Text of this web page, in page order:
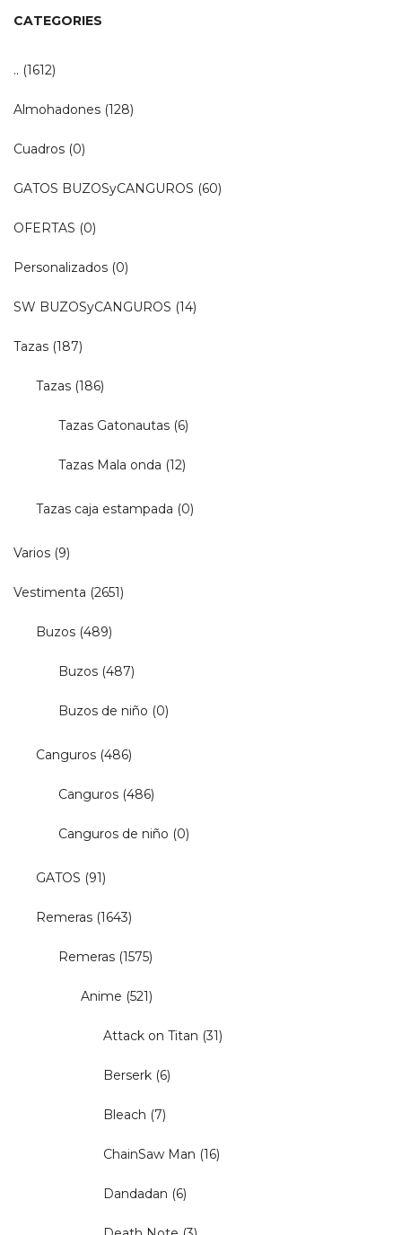
CATEGORIES
.. (1612)
Almohadones (128)
Cuadros (0)
GATOS BUZOSyCANGUROS (60)
OFERTAS (0)
Personalizados (0)
SW BUZOSyCANGUROS (14)
Tazas (187)
Tazas (186)
Tazas Gatonautas (6)
Tazas Mala onda (12)
Tazas caja estampada (0)
Varios (9)
Vestimenta (2651)
Buzos (489)
Buzos (487)
Buzos de niño (0)
Canguros (486)
Canguros (486)
Canguros de niño (0)
GATOS (91)
Remeras (1643)
Remeras (1575)
Anime (521)
Attack on Titan (31)
Berserk (6)
Bleach (7)
ChainSaw Man (16)
Dandadan (6)